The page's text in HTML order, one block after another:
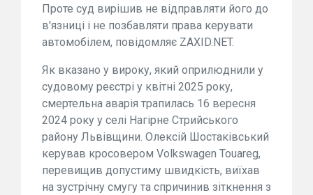
Проте суд вирішив не відправляти його до
в'язниці і не позбавляти права керувати
автомобілем, повідомляє ZAXID.NET.
Як вказано у вироку, який оприлюднили у
судовому реєстрі у квітні 2025 року,
смертельна аварія трапилась 16 вересня
2024 року у селі Нагірне Стрийського
району Львівщини. Олексій Шостаківський
керував кросовером Volkswagen Touareg,
перевищив допустиму швидкість, виїхав
на зустрічну смугу та спричинив зіткнення з